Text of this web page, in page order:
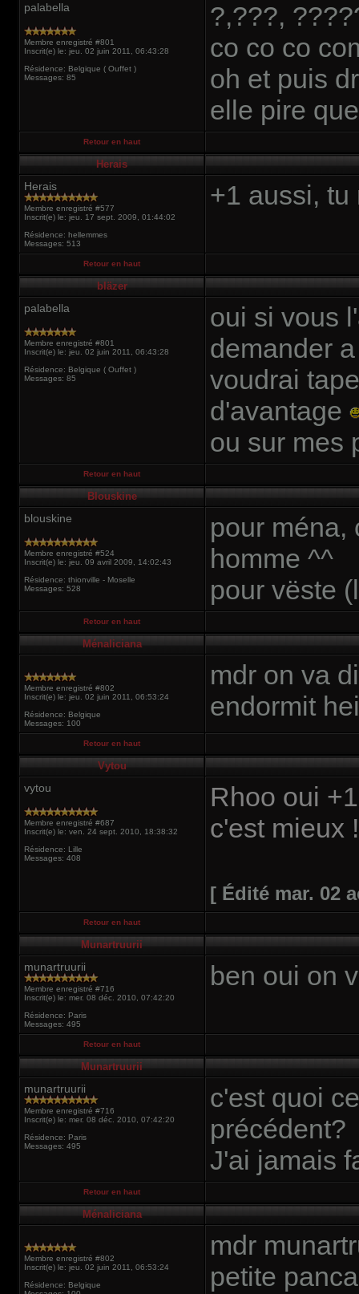
palabella
Membre enregistré #801
Inscrit(e) le: jeu. 02 juin 2011, 06:43:28
Résidence: Belgique ( Ouffet )
Messages: 85
?,???,
co co co
oh et puis
elle pire
Retour en haut
Herais
Herais
Membre enregistré #577
Inscrit(e) le: jeu. 17 sept. 2009, 01:44:02
Résidence: hellemmes
Messages: 513
+1 aussi, tu
Retour en haut
bläzer
palabella
Membre enregistré #801
Inscrit(e) le: jeu. 02 juin 2011, 06:43:28
Résidence: Belgique ( Ouffet )
Messages: 85
oui si vous
demander
voudrai
d'avantage
ou sur mes
Retour en haut
Blouskine
blouskine
Membre enregistré #524
Inscrit(e) le: jeu. 09 avril 2009, 14:02:43
Résidence: thionville - Moselle
Messages: 528
pour ména,
homme ^^
pour vëste
Retour en haut
Ménaliciana
Membre enregistré #802
Inscrit(e) le: jeu. 02 juin 2011, 06:53:24
Résidence: Belgique
Messages: 100
mdr on va
endormit
Retour en haut
Vytou
vytou
Membre enregistré #687
Inscrit(e) le: ven. 24 sept. 2010, 18:38:32
Résidence: Lille
Messages: 408
Rhoo oui
c'est mieux
[ Édité mar. 02
Retour en haut
Munartruurii
munartruurii
Membre enregistré #716
Inscrit(e) le: mer. 08 déc. 2010, 07:42:20
Résidence: Paris
Messages: 495
ben oui on
Retour en haut
Munartruurii
munartruurii
Membre enregistré #716
Inscrit(e) le: mer. 08 déc. 2010, 07:42:20
Résidence: Paris
Messages: 495
c'est quoi
précédent?
J'ai jamais
Retour en haut
Ménaliciana
Membre enregistré #802
Inscrit(e) le: jeu. 02 juin 2011, 06:53:24
Résidence: Belgique
mdr
petite